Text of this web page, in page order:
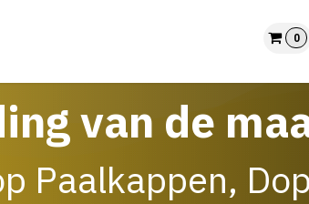
0
van de
Paalkappen,